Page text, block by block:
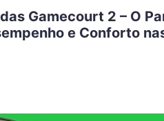
Gamecourt 2 – O
e Conforto